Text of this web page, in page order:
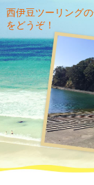
西伊豆ツーリング
をどうぞ！